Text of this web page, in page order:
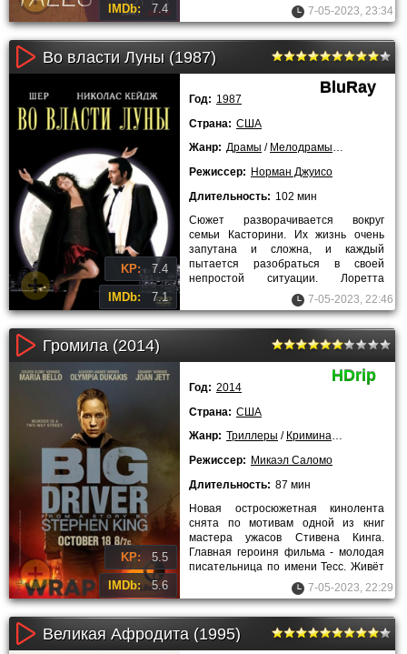
IMDb: 7.4 после отъезда и попадает на7-05-2023, 23:34
Во власти Луны (1987)
KP: 7.4
IMDb: 7.1
BluRay
Год: 1987
Страна: США
Жанр: Драмы / Мелодрамы/Комедии
Режиссер: Норман Джуисо
Длительность: 102 мин
Сюжет разворачивается вокруг
семьи Касторини. Их жизнь очень
запутана и сложна, и каждый
пытается разобраться в своей
непростой ситуации. Лоретта
Касторини – тридцатисемилетняя
женщина,
7-05-2023, 22:46
Громила (2014)
KP: 5.5
IMDb: 5.6
HDrip
Год: 2014
Страна: США
Жанр: Триллеры / Криминальные
Режиссер: Микаэл Саломо
Длительность: 87 мин
Новая остросюжетная кинолента
снята по мотивам одной из книг
мастера ужасов Стивена Кинга.
Главная героиня фильма - молодая
писательница по имени Тесс. Живёт
девушка за городом в компании
7-05-2023, 22:29
Великая Афродита (1995)